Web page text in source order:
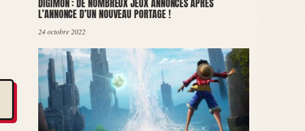
DIGIMON : DE NOMBREUX JEUX ANNONCÉS APRÈS
L’ANNONCE D’UN NOUVEAU PORTAGE !
24 octobre 2022